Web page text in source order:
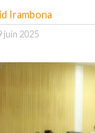
Irambona
juin 2025